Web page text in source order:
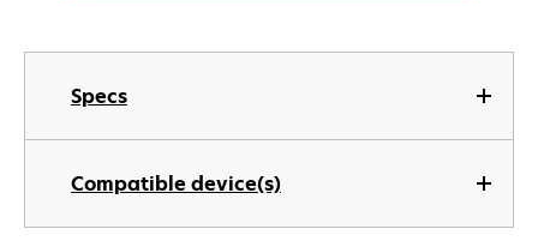
Specs
Compatible device(s)